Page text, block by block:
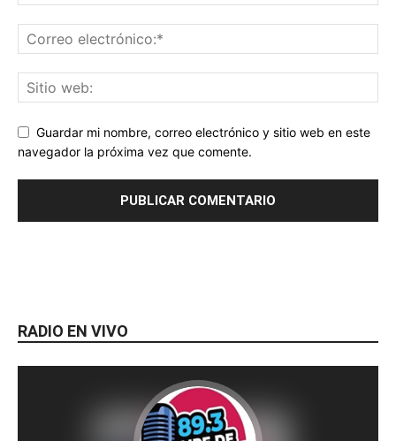
Guardar mi nombre, correo electrónico y sitio web en este
navegador la próxima vez que comente.
RADIO EN VIVO